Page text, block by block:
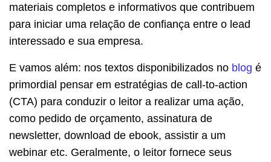
materiais completos e informativos que contribuem
para iniciar uma relação de confiança entre o lead
interessado e sua empresa.
E vamos além: nos textos disponibilizados no blog é
primordial pensar em estratégias de call-to-action
(CTA) para conduzir o leitor a realizar uma ação,
como pedido de orçamento, assinatura de
newsletter, download de ebook, assistir a um
webinar etc. Geralmente, o leitor fornece seus